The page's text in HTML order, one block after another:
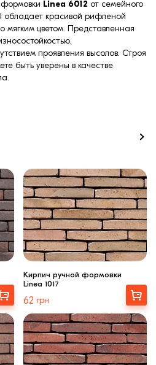
Linea 6012 от семейного
обладает красивой рифленой
мягким цветом. Представленная
проявления высолов. Строя
быть уверены в качестве
Кирпич ручной формовки
Linea 1017
62 грн
Выбрать